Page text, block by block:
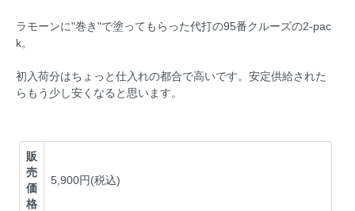
ラモーンに"巻き"で塗ってもらった代打の95番クルーズの2-pac
k。
初入荷分はちょっと仕入れの都合で高いです。安定供給された
らもう少し安くなると思います。
販
売
価
格
5,900円(税込)